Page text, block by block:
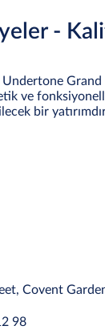
-
Undertone
ve
bir
Covent
98